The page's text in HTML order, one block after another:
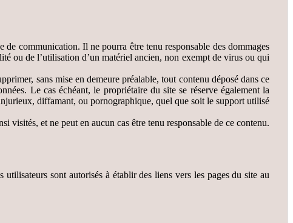
communication. Il ne pourra être tenu responsable des dommages
ou de l’utilisation d’un matériel ancien, non exempt de virus ou qui
sans mise en demeure préalable, tout contenu déposé dans ce
Le cas échéant, le propriétaire du site se réserve également la
diffamant, ou pornographique, quel que soit le support utilisé
visités, et ne peut en aucun cas être tenu responsable de ce contenu.
sont autorisés à établir des liens vers les pages du site au